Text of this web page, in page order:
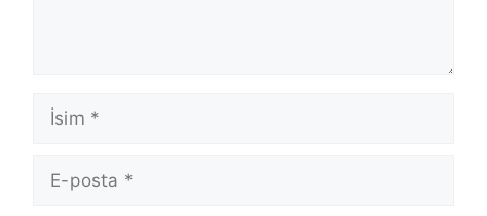
İsim
posta